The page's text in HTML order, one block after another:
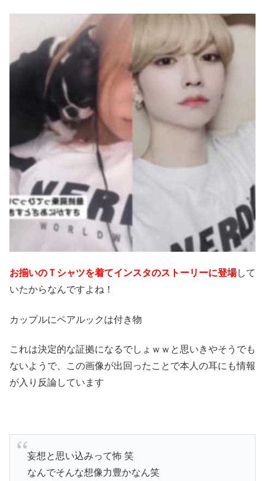
お揃いのＴシャツを着てインスタのストーリーに登場して
いたからなんですよね！
カップルにペアルックは付き物
これは決定的な証拠になるでしょｗｗと思いきやそうでも
ないようで、この画像が出回ったことで本人の耳にも情報
が入り反論しています
妄想と思い込みって怖 笑
なんでそんな想像力豊かなん笑